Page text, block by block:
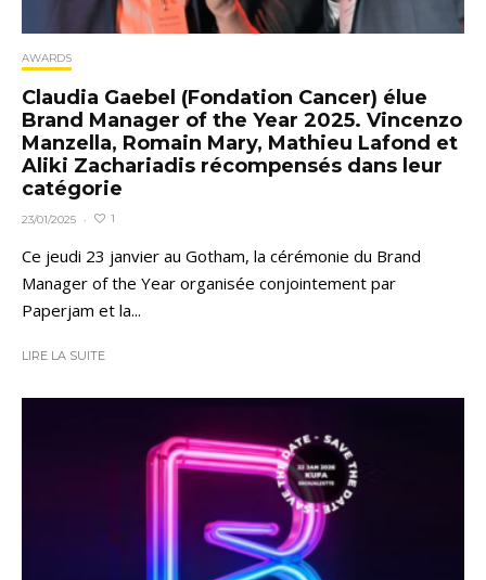
AWARDS
Claudia Gaebel (Fondation Cancer) élue
Brand Manager of the Year 2025. Vincenzo
Manzella, Romain Mary, Mathieu Lafond et
Aliki Zachariadis récompensés dans leur
catégorie
23/01/2025 · 1
Ce jeudi 23 janvier au Gotham, la cérémonie du Brand
Manager of the Year organisée conjointement par
Paperjam et la...
LIRE LA SUITE